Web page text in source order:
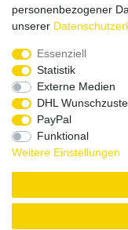
Service &
Rufen Sie uns
0375 -
Widerrufsrecht
personenbezogener
unserer
Essenziell
Statistik
Externe Medien
DHL
PayPal
Funktional
Weitere Einstellungen